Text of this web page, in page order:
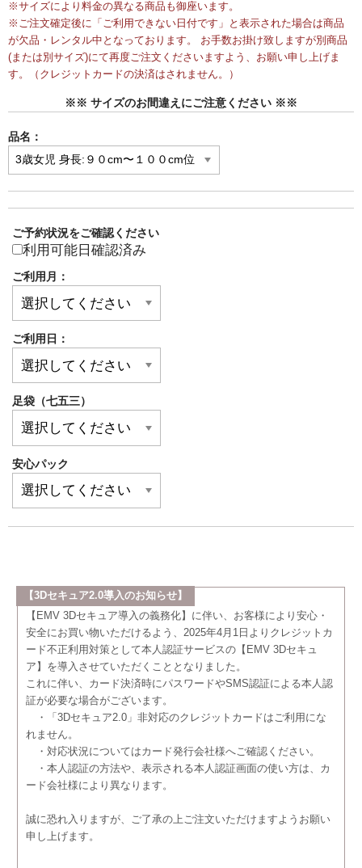
※サイズにより料金の異なる商品も御座います。
※ご注文確定後に「ご利用できない日付です」と表示された場合は商品
が欠品・レンタル中となっております。 お手数お掛け致しますが別商品
(または別サイズ)にて再度ご注文くださいますよう、お願い申し上げま
す。（クレジットカードの決済はされません。）
※※ サイズのお間違えにご注意ください ※※
品名：
ご予約状況をご確認ください
利用可能日確認済み
ご利用月：
ご利用日：
足袋（七五三）
安心パック
【3Dセキュア2.0導入のお知らせ】
【EMV 3Dセキュア導入の義務化】に伴い、お客様により安心・
安全にお買い物いただけるよう、2025年4月1日よりクレジットカ
ード不正利用対策として本人認証サービスの【EMV 3Dセキュ
ア】を導入させていただくこととなりました。
これに伴い、カード決済時にパスワードやSMS認証による本人認
証が必要な場合がございます。
・「3Dセキュア2.0」非対応のクレジットカードはご利用にな
れません。
・対応状況についてはカード発行会社様へご確認ください。
・本人認証の方法や、表示される本人認証画面の使い方は、カ
ード会社様により異なります。
誠に恐れ入りますが、ご了承の上ご注文いただけますようお願い
申し上げます。